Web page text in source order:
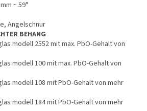
~ 59"
Angelschnur
BEHANG
modell 2552 mit max. PbO-Gehalt von
modell 100 mit max. PbO-Gehalt von
modell 108 mit PbO-Gehalt von mehr
modell 184 mit PbO-Gehalt von mehr